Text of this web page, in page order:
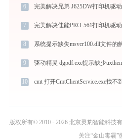
6
7
8 系统提示缺失msvcr100.dll文件的
9 驱动精灵 dgpdf.exe提示缺少
10 cmt 打开CmtClientService.exe找不
版权所有© 2010 - 2026 北京灵豹智能科技
关注“金山毒霸”